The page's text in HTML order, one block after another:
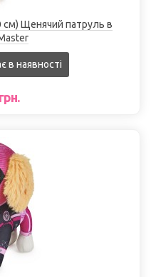
см) Щенячий патруль в
в наявності